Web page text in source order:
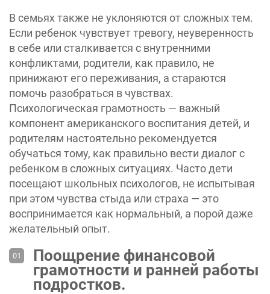
В семьях также не уклоняются от сложных тем.
Если ребенок чувствует тревогу, неуверенность
в себе или сталкивается с внутренними
конфликтами, родители, как правило, не
принижают его переживания, а стараются
помочь разобраться в чувствах.
Психологическая грамотность — важный
компонент американского воспитания детей, и
родителям настоятельно рекомендуется
обучаться тому, как правильно вести диалог с
ребенком в сложных ситуациях. Часто дети
посещают школьных психологов, не испытывая
при этом чувства стыда или страха — это
воспринимается как нормальный, а порой даже
желательный опыт.
Поощрение финансовой
грамотности и ранней работы
подростков.